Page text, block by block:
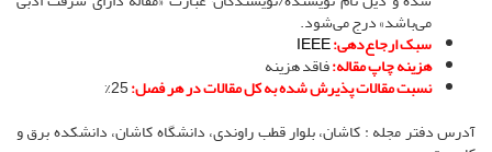
می‌باشد» درج می‌شود.
سبک ارجاع‌دهی:IEEE
هزینه چاپ مقاله:فاقد هزینه
نسبت مقالات پذیرش شده به کل مقالات در هر فصل:
آدرس دفتر مجله : کاشان، بلوار قطب راوندی، دانشگاه کاشان، دانشکده برق و